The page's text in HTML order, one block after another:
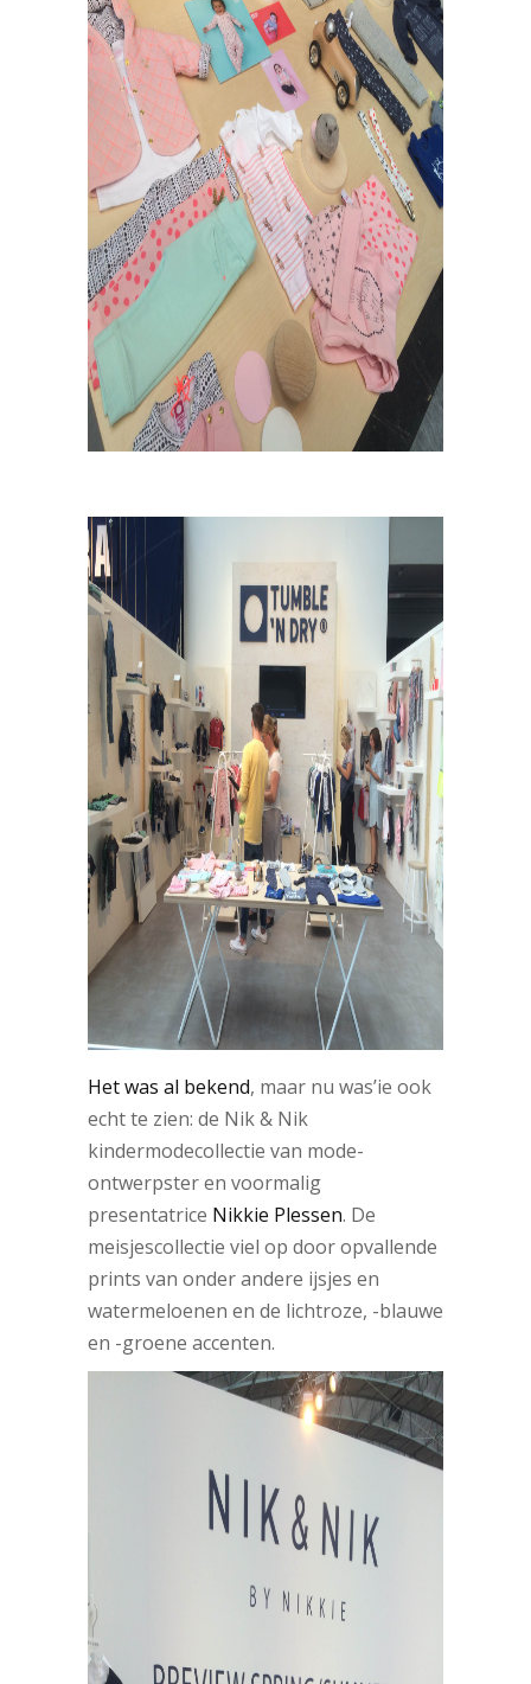
Het was al bekend, maar nu was’ie ook
echt te zien: de Nik & Nik
kindermodecollectie van mode-
ontwerpster en voormalig
presentatrice Nikkie Plessen. De
meisjescollectie viel op door opvallende
prints van onder andere ijsjes en
watermeloenen en de lichtroze, -blauwe
en -groene accenten.